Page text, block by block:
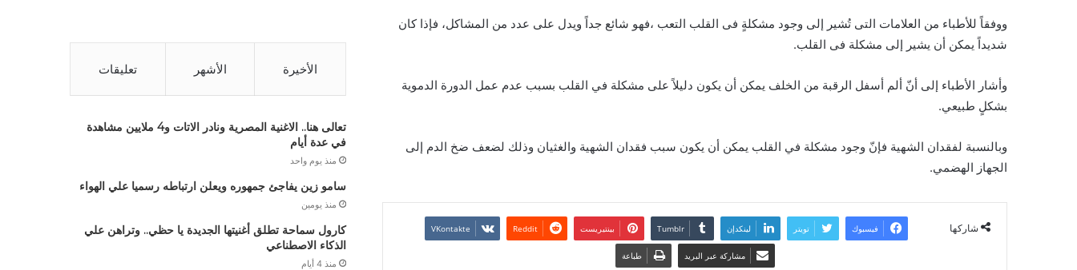
ووفقاً للأطباء من العلامات التى تُشير إلى وجود مشكلةٍ فى القلب التعب ،فهو شائع جداً ويدل على عدد من المشاكل، فإذا كان
شديداً يمكن أن يشير إلى مشكلة فى القلب.
وأشار الأطباء إلى أنّ ألم أسفل الرقبة من الخلف يمكن أن يكون دليلاً على مشكلة في القلب بسبب عدم عمل الدورة الدموية
بشكلٍ طبيعي.
وبالنسبة لفقدان الشهية فإنّ وجود مشكلة في القلب يمكن أن يكون سبب فقدان الشهية والغثيان وذلك لضعف ضخ الدم إلى
الجهاز الهضمي.
شاركها فيسبوك تويتر لينكدإن بينتيريست
مشاركة عبر البريد طباعة
الأخيرة الأشهر تعليقات
تعالى هنا.. الاغنية المصرية ونادر الاتات و4 ملايين مشاهدة
في عدة أيام
منذ يوم واحد
سامو زين يفاجئ جمهوره ويعلن ارتباطه رسميا علي الهواء
منذ يومين
كارول سماحة تطلق أغنيتها الجديدة يا حظي.. وتراهن علي
الذكاء الاصطناعي
منذ 4 أيام